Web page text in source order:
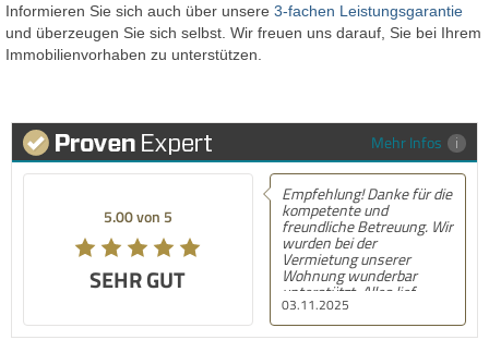
Informieren Sie sich auch über unsere 3-fachen Leistungsgarantie
und überzeugen Sie sich selbst. Wir freuen uns darauf, Sie bei Ihrem
Immobilienvorhaben zu unterstützen.
Mehr Infos
5.00 von 5
SEHR GUT
03.11.2025
Empfehlung! Danke für die
kompetente und
freundliche Betreuung. Wir
wurden bei der
Vermietung unserer
Wohnung wunderbar
unterstützt. Alles lief
reibungslos und stressfrei.
Besonders angenehm war
die freundliche Art und